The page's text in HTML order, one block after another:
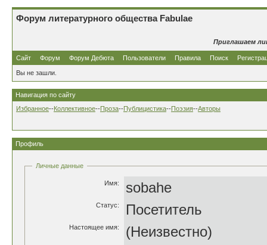
Форум литературного общества Fabulae
Приглашаем
Сайт Форум Форум Дебюта Пользователи Правила Поиск
Вы не зашли.
Навигация по сайту
Избранное--Коллективное--Проза--Публицистика--Поэзия--Авторы
Профиль
Личные данные
Имя: sobahe
Статус: Посетитель
Настоящее имя: (Неизвестно)